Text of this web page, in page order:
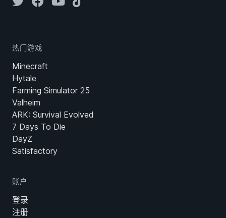
热门游戏
Minecraft
Hytale
Farming Simulator 25
Valheim
ARK: Survival Evolved
7 Days To Die
DayZ
Satisfactory
账户
登录
注册